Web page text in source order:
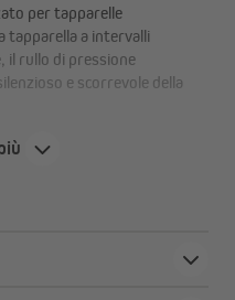
per tapparelle
tapparella a intervalli
il rullo di pressione
e scorrevole della